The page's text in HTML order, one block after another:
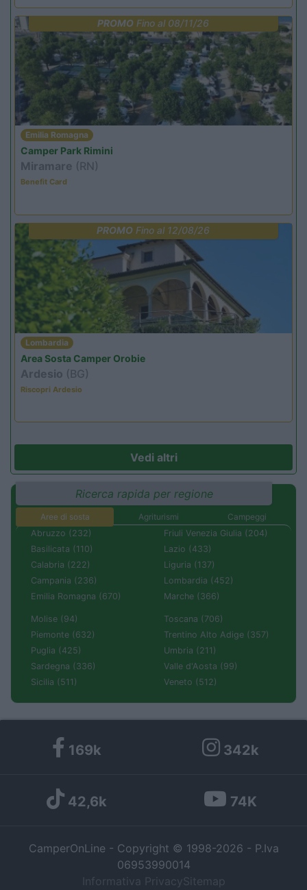
PROMO Fino al 08/11/26
Emilia Romagna
Camper Park Rimini
Miramare (RN)
Benefit Card
PROMO Fino al 12/08/26
Lombardia
Area Sosta Camper Orobie
Ardesio (BG)
Riscopri Ardesio
Vedi altri
Ricerca rapida per regione
Aree di sosta Agriturismi
Campeggi
Abruzzo (232)
Basilicata (110)
Calabria (222)
Campania (236)
Emilia Romagna (670)
Friuli Venezia Giulia (204)
Lazio (433)
Liguria (137)
Lombardia (452)
Marche (366)
Molise (94)
Piemonte (632)
Puglia (425)
Sardegna (336)
Sicilia (511)
Toscana (706)
Trentino Alto Adige (357)
Umbria (211)
Valle d'Aosta (99)
Veneto (512)
169k 342k
42,6k 74K
CamperOnLine - Copyright © 1998-2026 - P.Iva
06953990014
Informativa Privacy Sitemap